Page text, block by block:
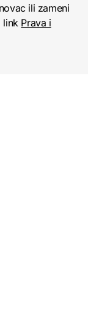
ili zameni
link Prava i